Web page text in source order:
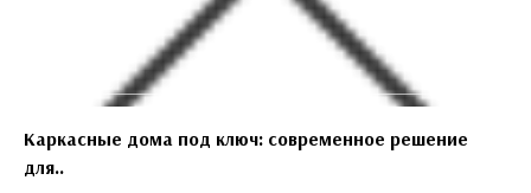
Каркасные дома под ключ: современное решение
для..